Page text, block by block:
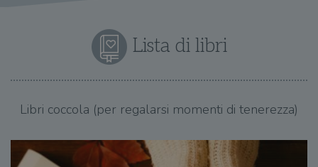
Lista di libri
Libri coccola (per regalarsi momenti di tenerezza)